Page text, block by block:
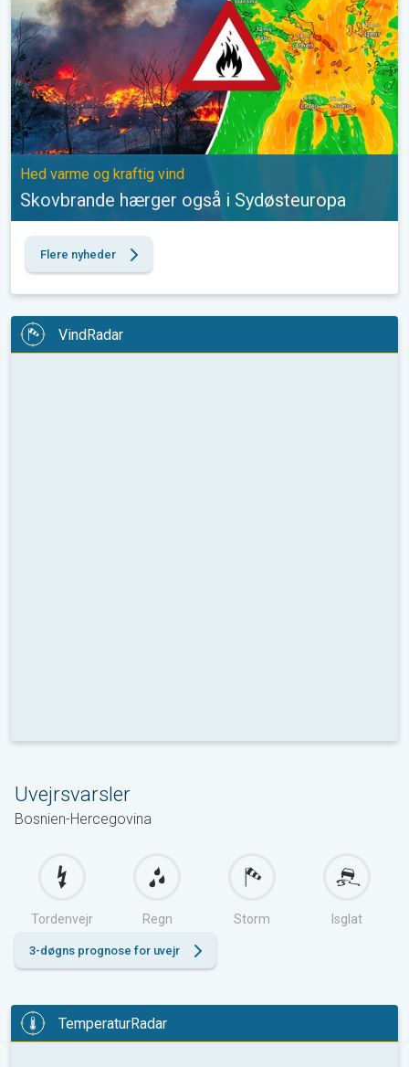
Hed varme og kraftig vind
Skovbrande hærger også i Sydøsteuropa
Flere nyheder
VindRadar
Uvejrsvarsler
Bosnien-Hercegovina
Tordenvejr Regn Storm Isglat
3-døgns prognose for uvejr
TemperaturRadar